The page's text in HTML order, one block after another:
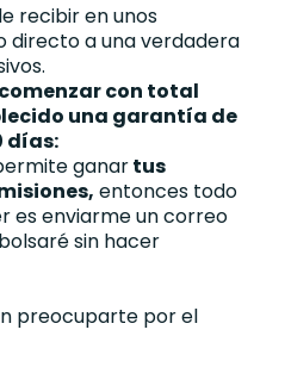
recibir en unos
directo a una verdadera
con total
una garantía de
días:
ganartus
entonces todo
es enviarme un correo
sin hacer
preocuparte por el